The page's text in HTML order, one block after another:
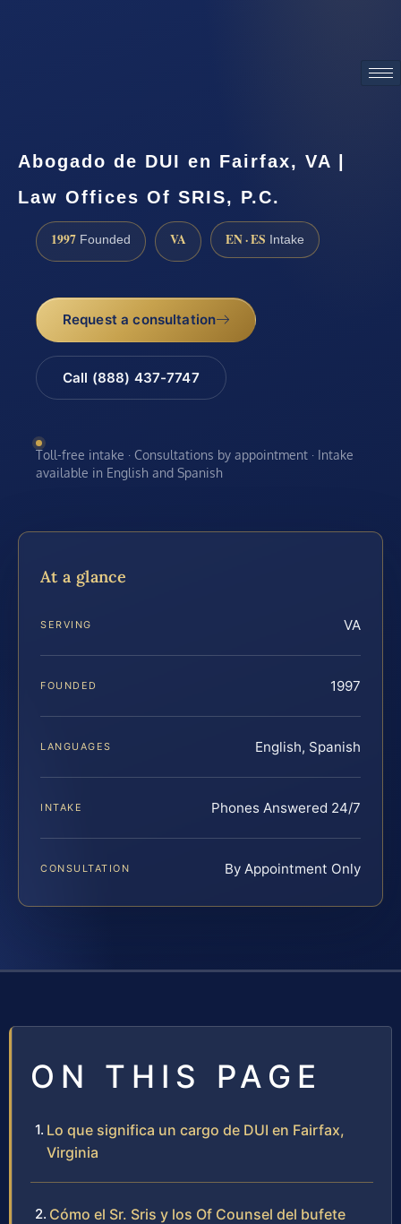
Abogado de DUI en Fairfax, VA |
Law Offices Of SRIS, P.C.
1997 Founded VA EN · ES Intake
Request a consultation
Call (888) 437-7747
Toll-free intake · Consultations by appointment · Intake
available in English and Spanish
At a glance
SERVING VA
FOUNDED 1997
LANGUAGES English, Spanish
INTAKE Phones Answered 24/7
CONSULTATION By Appointment Only
ON THIS PAGE
Lo que significa un cargo de DUI en Fairfax,
Virginia
Cómo el Sr. Sris y los Of Counsel del bufete